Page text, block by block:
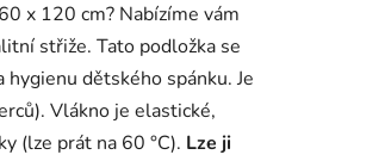
x 120 cm? Nabízíme vám
střiže. Tato podložka se
dětského spánku. Je
Vlákno je elastické,
(lze prát na 60 °C). Lze ji